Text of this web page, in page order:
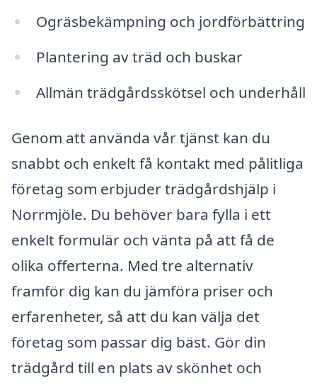
Ogräsbekämpning och jordförbättring
Plantering av träd och buskar
Allmän trädgårdsskötsel och underhåll
Genom att använda vår tjänst kan du
snabbt och enkelt få kontakt med pålitliga
företag som erbjuder trädgårdshjälp i
Norrmjöle. Du behöver bara fylla i ett
enkelt formulär och vänta på att få de
olika offerterna. Med tre alternativ
framför dig kan du jämföra priser och
erfarenheter, så att du kan välja det
företag som passar dig bäst. Gör din
trädgård till en plats av skönhet och